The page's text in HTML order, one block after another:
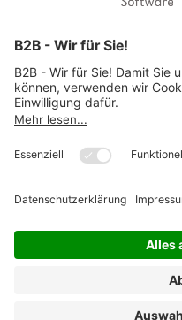
von 08:30 bis 12:00 Uhr
und 12:30 bis 17:00 Uhr
Freitag
und 12:30 bis 15:00 Uhr